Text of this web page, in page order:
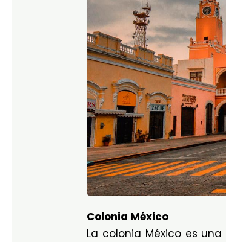
Colonia México
La colonia México es una